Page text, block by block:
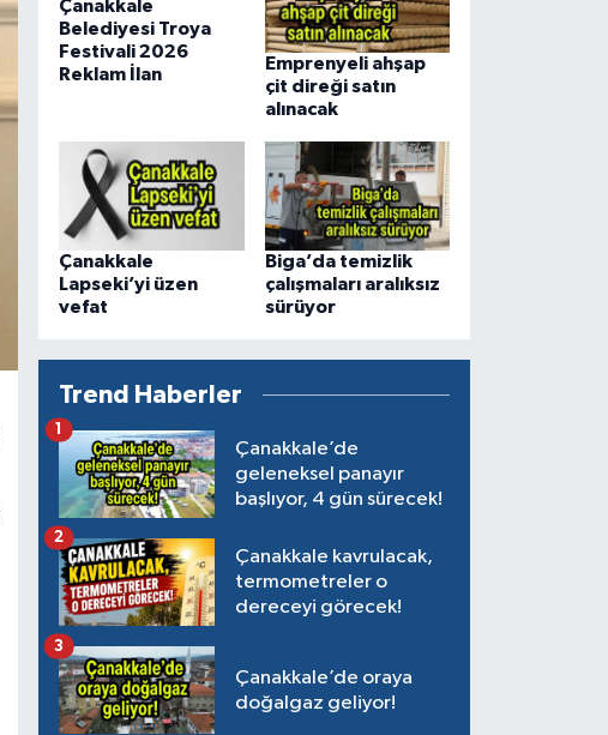
Çanakkale
Belediyesi Troya
Festivali 2026
Reklam İlan
Emprenyeli ahşap
çit direği satın
alınacak
Çanakkale
Lapseki’yi üzen
vefat
Biga’da temizlik
çalışmaları aralıksız
sürüyor
Trend Haberler
Çanakkale’de
geleneksel panayır
başlıyor, 4 gün sürecek!
1
Çanakkale kavrulacak,
termometreler o
dereceyi görecek!
2
Çanakkale’de oraya
doğalgaz geliyor!
3